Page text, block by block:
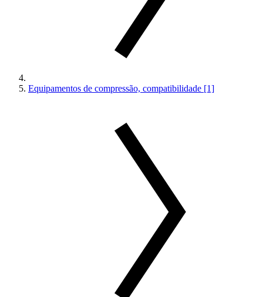
Equipamentos de compressão, compatibilidade [1]